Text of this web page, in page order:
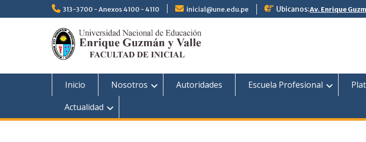
313-3700 - Anexos 4100 - 4110 inicial@une.edu.pe Ubicanos:Av. Enrique
Inicio Nosotros Autoridades Escuela Profesional
Actualidad